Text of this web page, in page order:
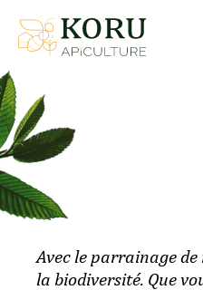
Avec le parrainage
la biodiversité. Que